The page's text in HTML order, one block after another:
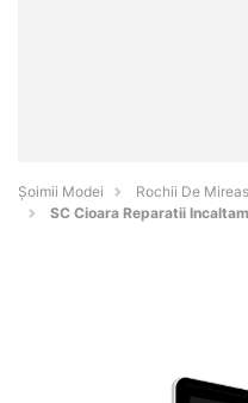
Șoimii Modei
Rochii De
SC Cioara Reparatii